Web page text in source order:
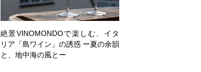
絶景VINOMONDOで楽しむ、イタ
リア「島ワイン」の誘惑 ー夏の余韻
と、地中海の風とー